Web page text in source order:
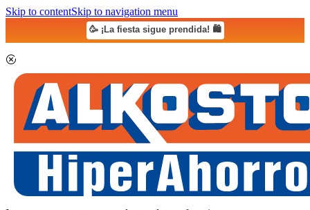
Skip to contentSkip to navigation menu
🥳 ¡La fiesta sigue prendida! 🛍️